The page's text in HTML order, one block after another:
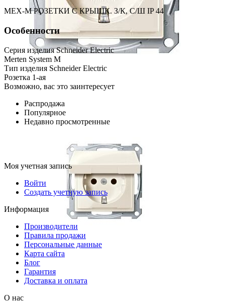
МЕХ-М РОЗЕТКИ С КРЫШК. З/К, С/Ш IP 44
Особенности
Серия изделия Schneider Electric
Merten System M
Тип изделия Schneider Electric
Розетка 1-ая
Возможно, вас это заинтересует
Распродажа
Популярное
Недавно просмотренные
Моя учетная запись
Войти
Создать учетную запись
Информация
Производители
Правила продажи
Персональные данные
Карта сайта
Блог
Гарантия
Доставка и оплата
О нас